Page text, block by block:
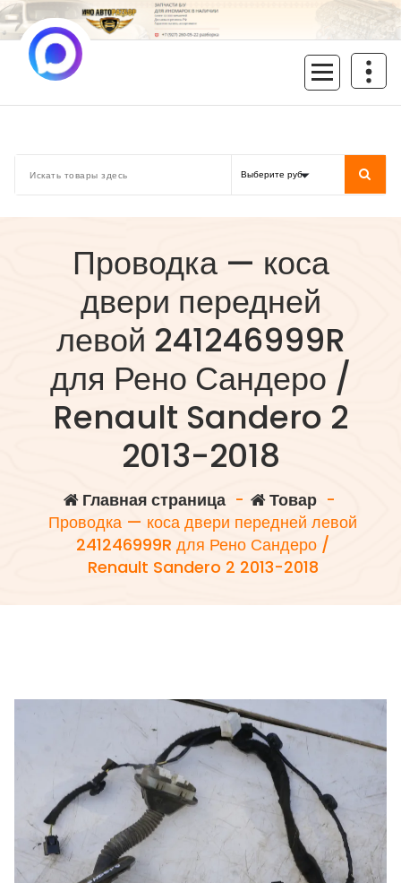
Перейти
к
содержимому
Проводка — коса
двери передней
левой 241246999R
для Рено Сандеро /
Renault Sandero 2
2013-2018
Главная страница- Товар-
Проводка — коса двери передней левой
241246999R для Рено Сандеро /
Renault Sandero 2 2013-2018